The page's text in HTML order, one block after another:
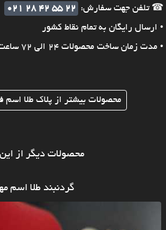
☎ تلفن جهت سفارش:
021 28 42 55 22
• ارسال رایگان به تمام نقاط کشور
• مدت زمان ساخت محصولات 24 الی 72 ساعت می‌باشد.
محصولات بیشتر از پلاک طلا
محصولات دیگر از
گردنبند طلا اسم